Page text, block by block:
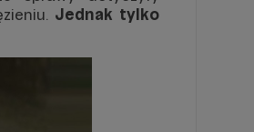
Jednak tylko